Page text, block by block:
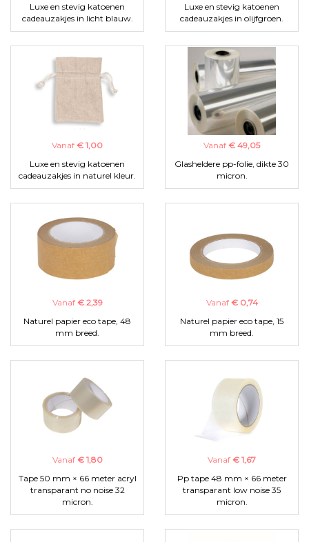
Luxe en stevig katoenen
cadeauzakjes in licht blauw.
Luxe en stevig katoenen
cadeauzakjes in olijfgroen.
Vanaf € 1,00
Luxe en stevig katoenen
cadeauzakjes in naturel kleur.
Vanaf € 49,05
Glasheldere pp-folie, dikte 30
micron.
Vanaf € 2,39
Naturel papier eco tape, 48
mm breed.
Vanaf € 0,74
Naturel papier eco tape, 15
mm breed.
Vanaf € 1,80
Tape 50 mm × 66 meter acryl
transparant no noise 32
micron.
Vanaf € 1,67
Pp tape 48 mm × 66 meter
transparant low noise 35
micron.